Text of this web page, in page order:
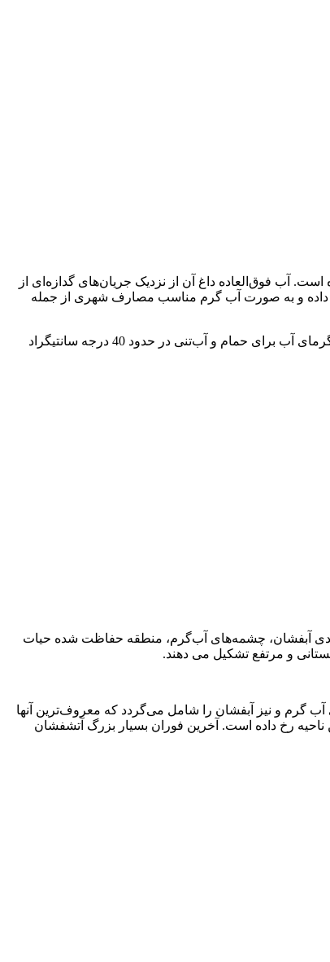
آب فوق‌العاده داغ آن از نزدیک جریان‌های گدازه‌ای از
داده و به صورت آب گرم مناسب مصارف شهری از جمله
معمولا آب‌های گرم، غنی از مواد معدنی بوده و در نتیجه آب‌تنی در آب گرم این مرداب برای درمان بیماری‌های پوستی بسیار موثر می‌باشد. میزان گرمای آب برای حمام و آب‌تنی در حدود 40 درجه سانتیگراد
دارای تعداد زیادی آبفشان، چشمه‌های آب‌گرم، منطقه حفاظت شده حیات
و مرتفع تشکیل می دهند.
نواحی ژئوترمال یا زمین گرمایی دنیا را داراست از جمله بیش از 10 هزار نمونه چشمه‌های آب گرم و نیز آبفشان را شامل می‌گردد که معروف‌ترین آنها
از فوران‌های سخت و شدید آتشفشانی و از جمله 12 فوران بسیار بزرگ در این ناحیه رخ داده است. آخرین فوران بسیار بزرگ آتشفشان